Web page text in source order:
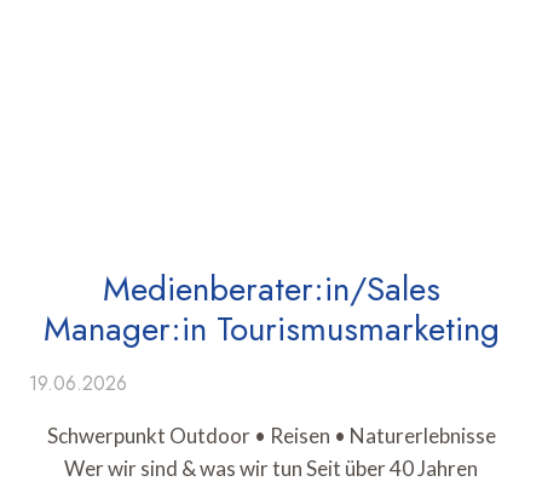
Medienberater:in/Sales
Manager:in Tourismusmarketing
19.06.2026
Schwerpunkt Outdoor • Reisen • Naturerlebnisse
Wer wir sind & was wir tun Seit über 40 Jahren